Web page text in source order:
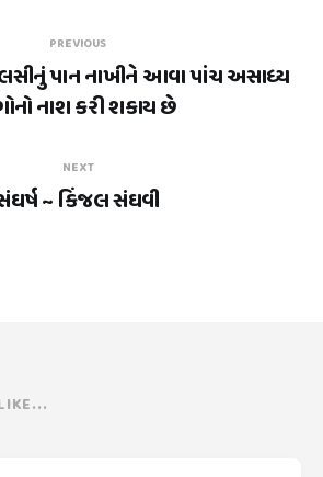
PREVIOUS
પાન નાખીને આવા પાંચ અસાધ્ય
નાશ કરી શકાય છે
NEXT
~ કિંજલ સંઘવી